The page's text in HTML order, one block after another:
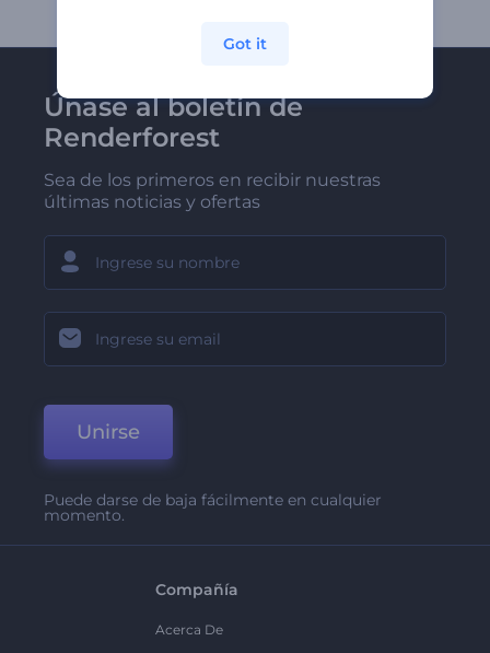
Únase al boletín de
Renderforest
Sea de los primeros en recibir nuestras
últimas noticias y ofertas
Unirse
Puede darse de baja fácilmente en cualquier
momento.
Compañía
Acerca De
Got it